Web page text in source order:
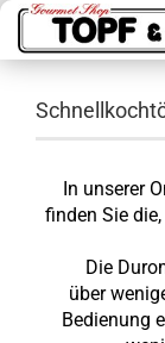
In unserer
finden Sie
Die
über
Bedienung